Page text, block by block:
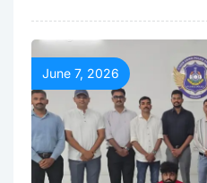
June 7, 2026